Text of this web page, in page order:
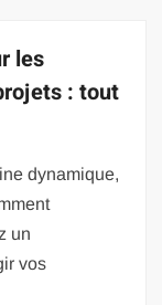
les
: tout
dynamique,
un
vos